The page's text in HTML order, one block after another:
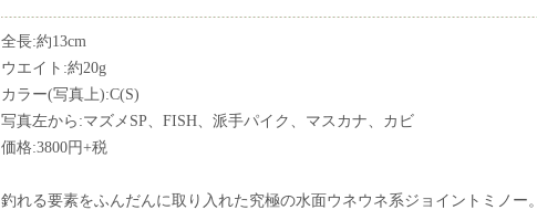
全長:約13cm
ウエイト:約20g
カラー(写真上):C(S)
写真左から:マズメSP、FISH、派手パイク、マスカナ、カビ
価格:3800円+税
釣れる要素をふんだんに取り入れた究極の水面ウネウネ系ジョイントミノー。